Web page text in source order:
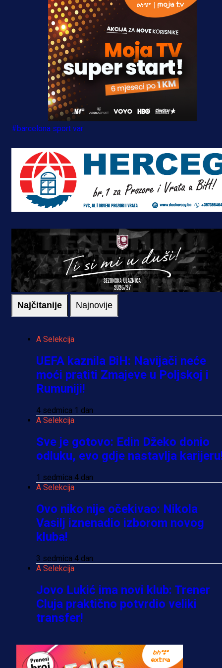
#barcelona sport var
Najčitanije Najnovije
A Selekcija
UEFA kaznila BiH: Navijači neće
moći pratiti Zmajeve u Poljskoj i
Rumuniji!
4 sedmica 1 dan
A Selekcija
Sve je gotovo: Edin Džeko donio
odluku, evo gdje nastavlja
1 sedmica 4 dan
A Selekcija
Ovo niko nije očekivao: Nikola
Vasilj iznenadio izborom novog
kluba!
3 sedmica 4 dan
A Selekcija
Jovo Lukić ima novi klub: Trener
Cluja praktično potvrdio veliki
transfer!
A Selekcija